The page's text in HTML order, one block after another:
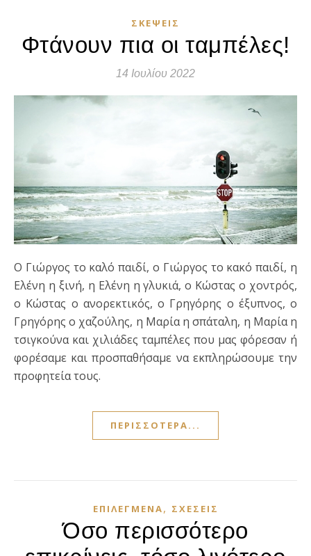
ΣΚΈΨΕΙΣ
Φτάνουν πια οι ταμπέλες!
14 Ιουλίου 2022
Ο Γιώργος το καλό παιδί, ο Γιώργος το κακό παιδί, η
Ελένη η ξινή, η Ελένη η γλυκιά, ο Κώστας ο χοντρός,
ο Κώστας ο ανορεκτικός, ο Γρηγόρης ο έξυπνος, ο
Γρηγόρης ο χαζούλης, η Μαρία η σπάταλη, η Μαρία η
τσιγκούνα και χιλιάδες ταμπέλες που μας φόρεσαν ή
φορέσαμε και προσπαθήσαμε να εκπληρώσουμε την
προφητεία τους.
ΠΕΡΙΣΣΌΤΕΡΑ...
ΕΠΙΛΕΓΜΈΝΑ, ΣΧΈΣΕΙΣ
Όσο περισσότερο